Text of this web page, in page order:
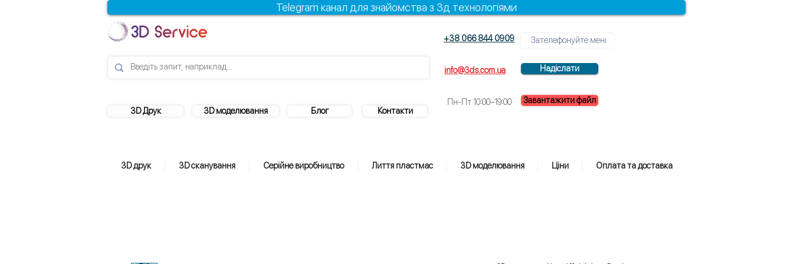
Telegram канал для знайомства з 3д технологіями
3D Друк 3D моделювання Блог Контакти
+38 066 844 0909
info@3ds.com.ua Надіслати
Пн-Пт 10:00–19:00 Завантажити файл
3D друк 3D сканування Серійне виробництво Лиття пластмас 3D моделювання Ціни Оплата та доставка